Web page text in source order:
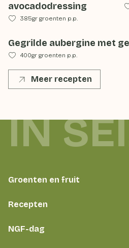
avocadodressing
385gr groenten p.p.
Gegrilde aubergine met
400gr groenten p.p.
Meer recepten
Groenten en fruit
Recepten
NGF-dag